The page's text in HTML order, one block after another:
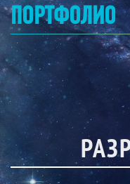
ПОРТФОЛИО